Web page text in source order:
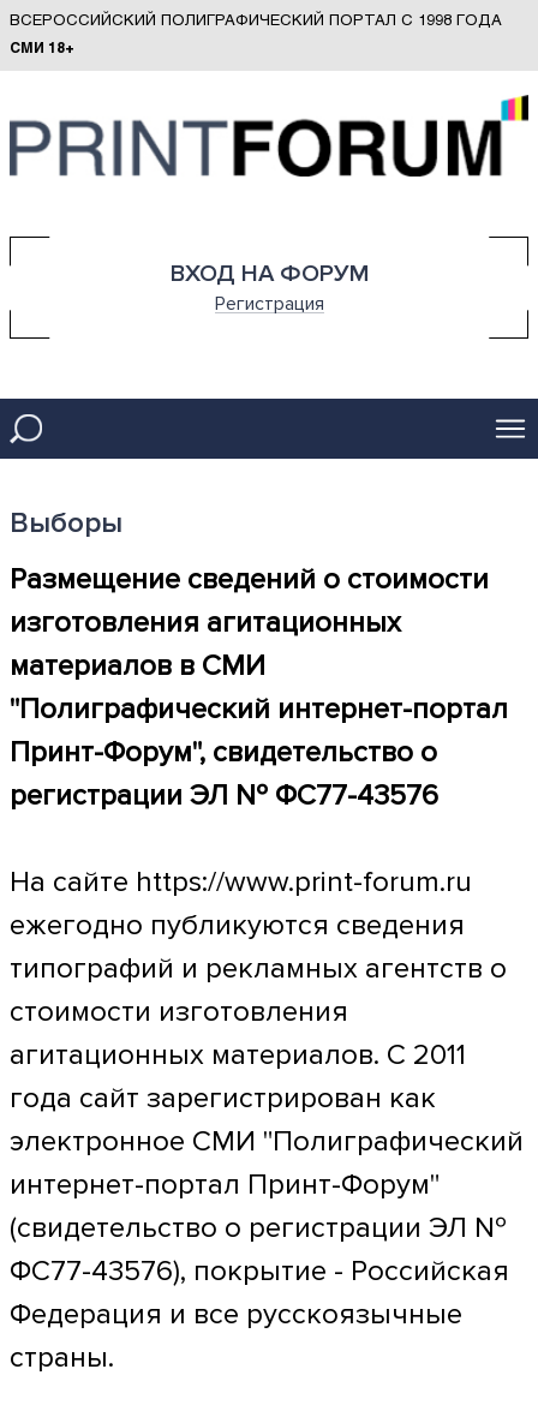
ВСЕРОССИЙСКИЙ ПОЛИГРАФИЧЕСКИЙ ПОРТАЛ С 1998 ГОДА
СМИ 18+
ВХОД НА ФОРУМ
Регистрация
Выборы
Размещение сведений о стоимости
изготовления агитационных
материалов в СМИ
"Полиграфический интернет-портал
Принт-Форум", свидетельство о
регистрации ЭЛ № ФС77-43576
На сайте https://www.print-forum.ru
ежегодно публикуются сведения
типографий и рекламных агентств о
стоимости изготовления
агитационных материалов. С 2011
года сайт зарегистрирован как
электронное СМИ "Полиграфический
интернет-портал Принт-Форум"
(свидетельство о регистрации ЭЛ №
ФС77-43576), покрытие - Российская
Федерация и все русскоязычные
страны.